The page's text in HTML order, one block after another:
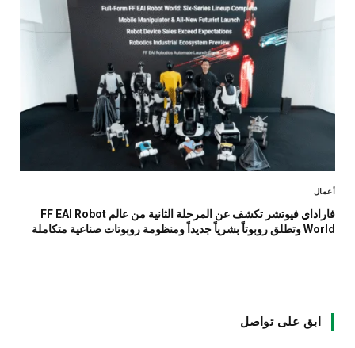
أعمال
فاراداي فيوتشر تكشف عن المرحلة الثانية من عالم FF EAI Robot
World وتطلق روبوتاً بشرياً جديداً ومنظومة روبوتات صناعية متكاملة
ابق على تواصل